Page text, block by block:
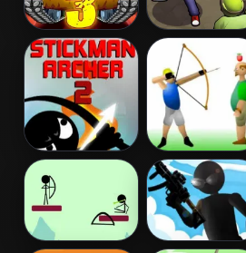
Dead Paradise
3
Zombie
Survival
Archer 2
Apple Shooter